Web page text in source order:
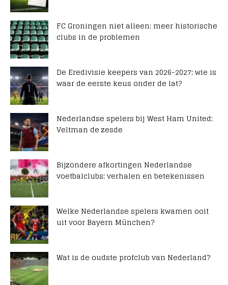
FC Groningen niet alleen: meer historische
clubs in de problemen
De Eredivisie keepers van 2026-2027: wie is
waar de eerste keus onder de lat?
Nederlandse spelers bij West Ham United:
Veltman de zesde
Bijzondere afkortingen Nederlandse
voetbalclubs: verhalen en betekenissen
Welke Nederlandse spelers kwamen ooit
uit voor Bayern München?
Wat is de oudste profclub van Nederland?